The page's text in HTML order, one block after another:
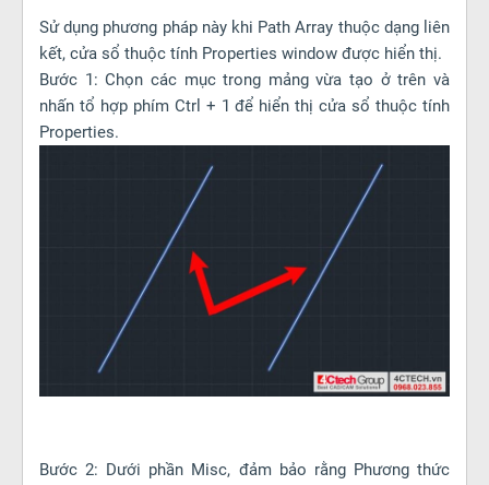
Sử dụng phương pháp này khi Path Array thuộc dạng liên
kết, cửa sổ thuộc tính Properties window được hiển thị.
Bước 1: Chọn các mục trong mảng vừa tạo ở trên và
nhấn tổ hợp phím Ctrl + 1 để hiển thị cửa sổ thuộc tính
Properties.
Bước 2: Dưới phần Misc, đảm bảo rằng Phương thức